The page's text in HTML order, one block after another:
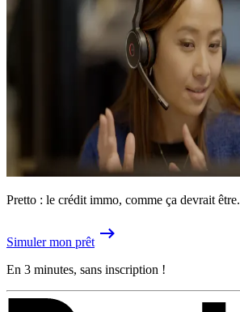
Pretto : le crédit immo, comme ça devrait être.
Simuler mon prêt
En 3 minutes, sans inscription !